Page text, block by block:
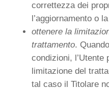
correttezza dei
l’aggiornamento o
ottenere la
trattamento.
condizioni, l’Utente
limitazione del
tal caso il Titolare